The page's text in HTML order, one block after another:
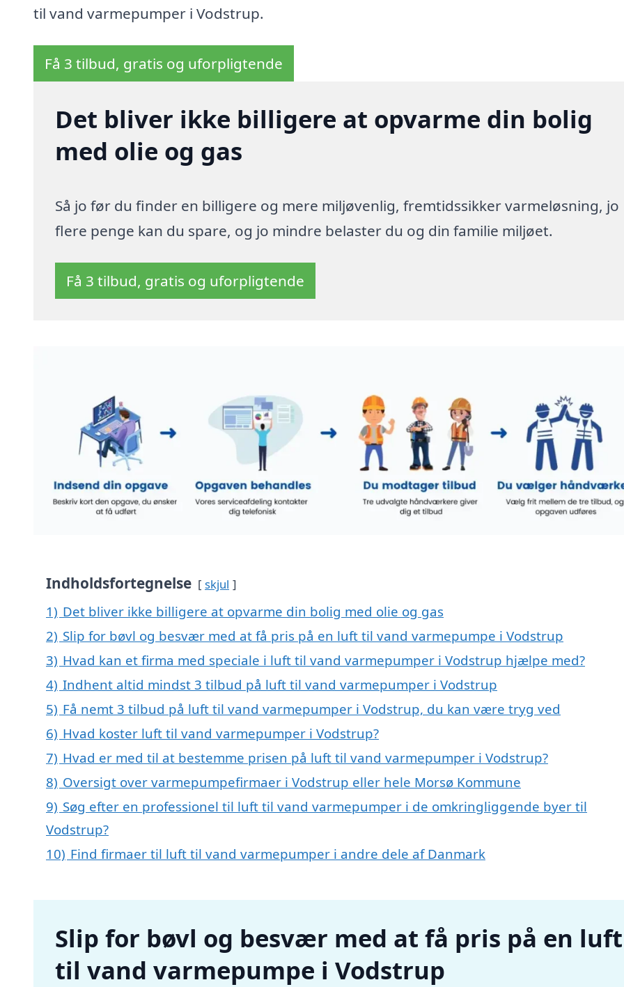
til vand varmepumper i Vodstrup.
Få 3 tilbud, gratis og uforpligtende
Det bliver ikke billigere at opvarme din bolig
med olie og gas
Så jo før du finder en billigere og mere miljøvenlig, fremtidssikker varmeløsning, jo
flere penge kan du spare, og jo mindre belaster du og din familie miljøet.
Få 3 tilbud, gratis og uforpligtende
Indholdsfortegnelse skjul
1) Det bliver ikke billigere at opvarme din bolig med olie og gas
2) Slip for bøvl og besvær med at få pris på en luft til vand varmepumpe i Vodstrup
3) Hvad kan et firma med speciale i luft til vand varmepumper i Vodstrup hjælpe med?
4) Indhent altid mindst 3 tilbud på luft til vand varmepumper i Vodstrup
5) Få nemt 3 tilbud på luft til vand varmepumper i Vodstrup, du kan være tryg ved
6) Hvad koster luft til vand varmepumper i Vodstrup?
7) Hvad er med til at bestemme prisen på luft til vand varmepumper i Vodstrup?
8) Oversigt over varmepumpefirmaer i Vodstrup eller hele Morsø Kommune
9) Søg efter en professionel til luft til vand varmepumper i de omkringliggende byer til
Vodstrup?
10) Find firmaer til luft til vand varmepumper i andre dele af Danmark
Slip for bøvl og besvær med at få pris på en luft
til vand varmepumpe i Vodstrup